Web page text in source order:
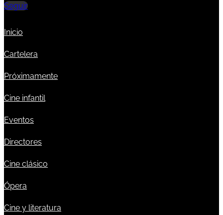
Seguir
Inicio
Cartelera
Próximamente
Cine infantil
Eventos
Directores
Cine clásico
Ópera
Cine y literatura